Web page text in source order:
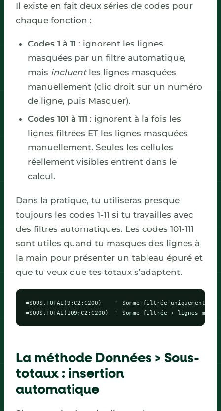
Il existe en fait deux séries de codes pour
chaque fonction :
Codes 1 à 11 : ignorent les lignes
masquées par un filtre automatique,
mais incluentles lignes masquées
manuellement (clic droit sur un numéro
de ligne, puis Masquer).
Codes 101 à 111 : ignorent à la fois les
lignes filtrées ET les lignes masquées
manuellement. Seules les cellules
réellement visibles entrent dans le
calcul.
Dans la pratique, tu utiliseras presque
toujours les codes 1-11 si tu travailles avec
des filtres automatiques. Les codes 101-111
sont utiles quand tu masques des lignes à
la main pour présenter un tableau épuré et
que tu veux que tes totaux s’adaptent.
=SOUS.TOTAL(9;C2:C200)    ' Somme filtrée uniquement
=SOUS.TOTAL(109;C2:C200)  ' Somme filtrée + lignes
La méthode Données > Sous-
totaux : insertion
automatique